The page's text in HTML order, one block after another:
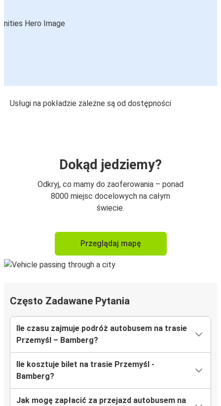
Usługi na pokładzie zależne są od dostępności
Dokąd jedziemy?
Odkryj, co mamy do zaoferowania – ponad
8000 miejsc docelowych na całym
świecie.
Przeglądaj mapę
Często Zadawane Pytania
Ile czasu zajmuje podróż autobusem na trasie
Przemyśl – Bamberg?
Ile kosztuje bilet na trasie Przemyśl -
Bamberg?
Jak mogę zapłacić za przejazd autobusem na